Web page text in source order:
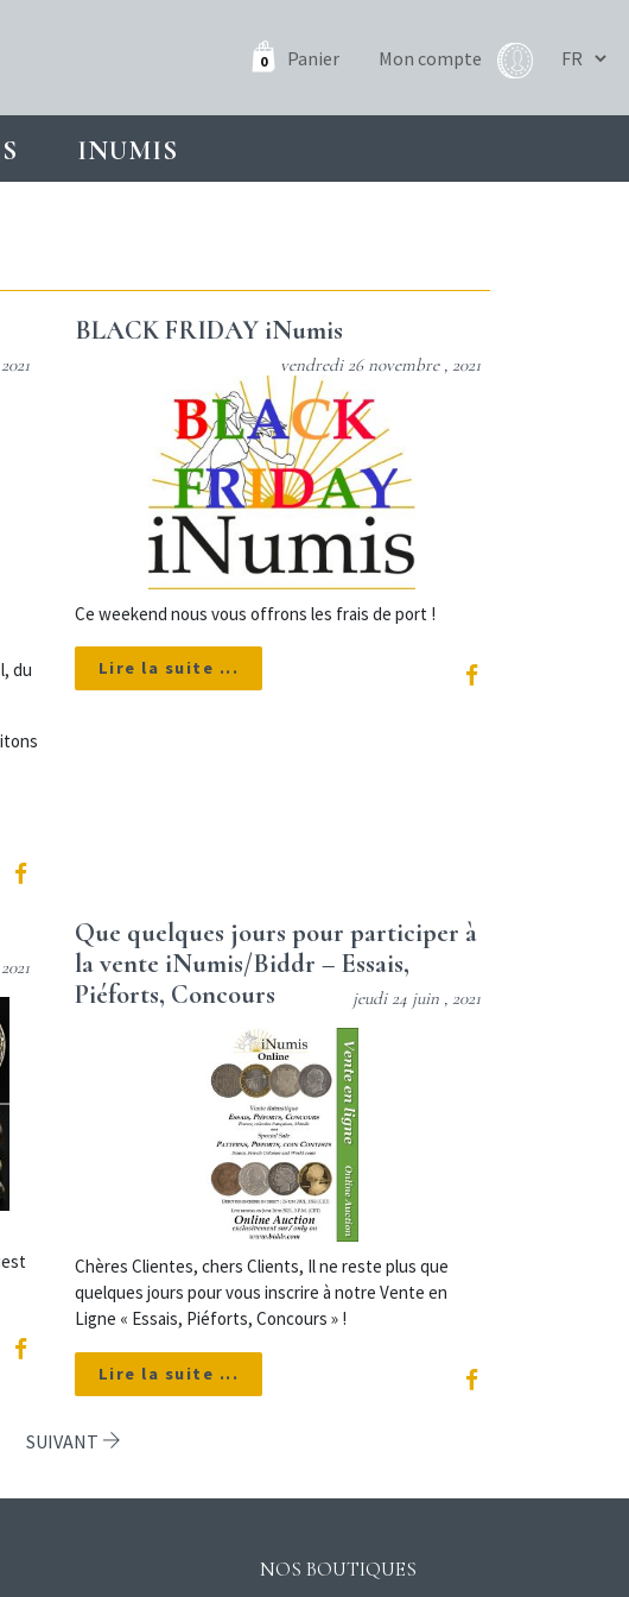
0 Panier Mon compte
INUMIS
du
BLACK FRIDAY iNumis
vendredi 26 novembre , 2021
Ce weekend nous vous offrons les frais de port !
Lire la suite ...
Que quelques jours pour participer à
la vente iNumis/Biddr – Essais,
Piéforts, Concours
jeudi 24 juin , 2021
Chères Clientes, chers Clients, Il ne reste plus que
quelques jours pour vous inscrire à notre Vente en
Ligne « Essais, Piéforts, Concours » !
Lire la suite ...
SUIVANT
NOS BOUTIQUES